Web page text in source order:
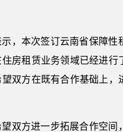
，本次签订云南省保障
房租赁业务领域已经进
双方在既有合作基础上
双方进一步拓展合作空